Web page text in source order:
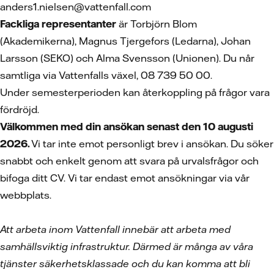
anders1.nielsen@vattenfall.com
Fackliga representanter är Torbjörn Blom
(Akademikerna), Magnus Tjergefors (Ledarna), Johan
Larsson (SEKO) och Alma Svensson (Unionen). Du når
samtliga via Vattenfalls växel, 08 739 50 00.
Under semesterperioden kan återkoppling på frågor vara
fördröjd.
Välkommen med din ansökan senast den 10 augusti
2026.Vi tar inte emot personligt brev i ansökan. Du söker
snabbt och enkelt genom att svara på urvalsfrågor och
bifoga ditt CV. Vi tar endast emot ansökningar via vår
webbplats.
Att arbeta inom Vattenfall innebär att arbeta med
samhällsviktig infrastruktur. Därmed är många av våra
tjänster säkerhetsklassade och du kan komma att bli